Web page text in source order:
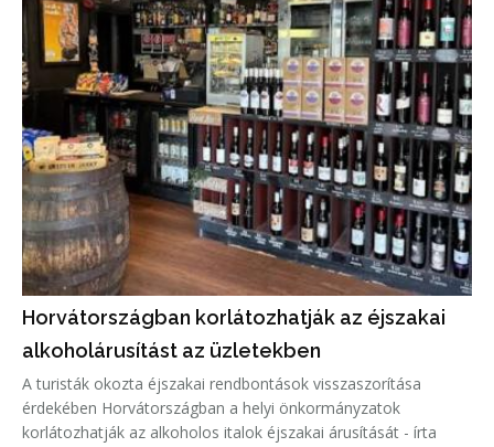
Horvátországban korlátozhatják az éjszakai
alkoholárusítást az üzletekben
A turisták okozta éjszakai rendbontások visszaszorítása
érdekében Horvátországban a helyi önkormányzatok
korlátozhatják az alkoholos italok éjszakai árusítását - írta